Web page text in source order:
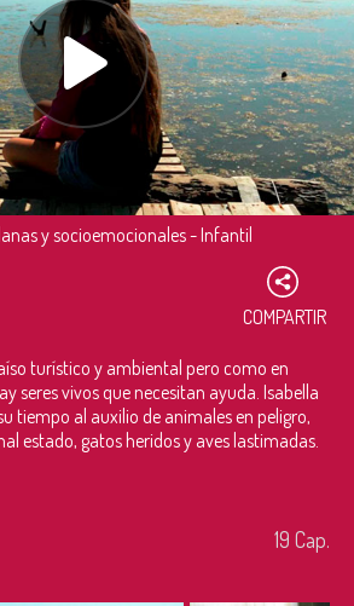
y socioemocionales - Infantil
COMPARTIR
turístico y ambiental pero como en
seres vivos que necesitan ayuda. Isabella
tiempo al auxilio de animales en peligro,
estado, gatos heridos y aves lastimadas.
19 Cap.